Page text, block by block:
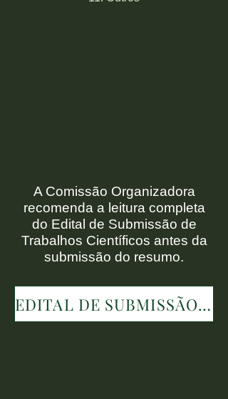
A Comissão Organizadora
recomenda a leitura completa
do Edital de Submissão de
Trabalhos Científicos antes da
submissão do resumo.
EDITAL DE SUBMISSÃO DE TRABALHOS CIENTÍFICOS